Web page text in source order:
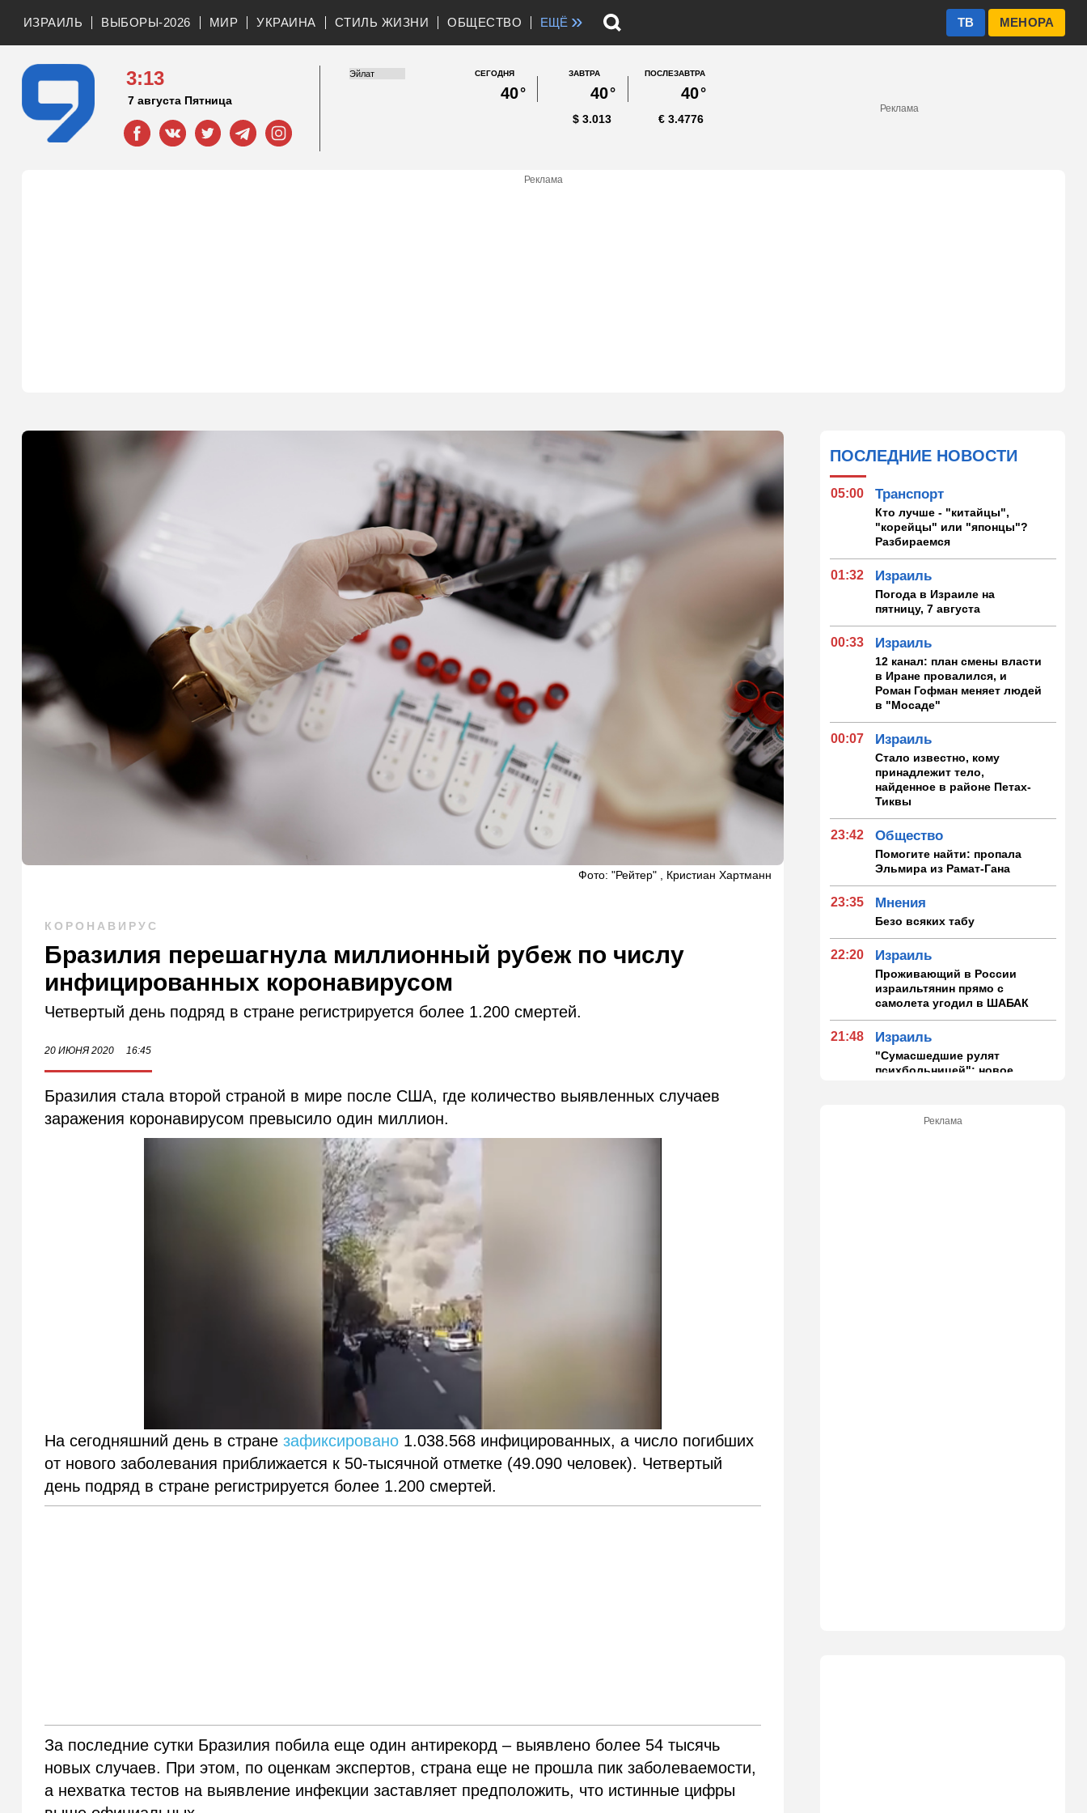
ИЗРАИЛЬ ВЫБОРЫ-2026 МИР УКРАИНА СТИЛЬ ЖИЗНИ ОБЩЕСТВО ЕЩЁ » МЕНОРА
ТВ
3:13
7 августа Пятница
СЕГОДНЯ
40°
ЗАВТРА
40°
ПОСЛЕЗАВТРА
40°
3.013
$ 3.4776
€
Реклама
Реклама
Фото: "Рейтер" , Кристиан Хартманн
КОРОНАВИРУС
Бразилия перешагнула миллионный рубеж по числу
инфицированных коронавирусом
Четвертый день подряд в стране регистрируется более 1.200 смертей.
20 ИЮНЯ 2020 16:45
Бразилия стала второй страной в мире после США, где количество выявленных случаев
заражения коронавирусом превысило один миллион.
На сегодняшний день в странезафиксировано 1.038.568 инфицированных, а число погибших
от нового заболевания приближается к 50-тысячной отметке (49.090 человек). Четвертый
день подряд в стране регистрируется более 1.200 смертей.
За последние сутки Бразилия побила еще один антирекорд – выявлено более 54 тысячь
новых случаев. При этом, по оценкам экспертов, страна еще не прошла пик заболеваемости,
а нехватка тестов на выявление инфекции заставляет предположить, что истинные цифры
ПОСЛЕДНИЕ НОВОСТИ
05:00 Транспорт
Кто лучше - "китайцы",
"корейцы" или "японцы"?
Разбираемся
01:32 Израиль
Погода в Израиле на
пятницу, 7 августа
00:33 Израиль
12 канал: план смены власти
в Иране провалился, и
Роман Гофман меняет людей
в "Мосаде"
00:07 Израиль
Стало известно, кому
принадлежит тело,
найденное в районе Петах-
Тиквы
23:42 Общество
Помогите найти: пропала
Эльмира из Рамат-Гана
23:35 Мнения
Безо всяких табу
22:20 Израиль
Проживающий в России
израильтянин прямо с
самолета угодил в ШАБАК
21:48 Израиль
"Сумасшедшие рулят
психбольницей": новое
Реклама